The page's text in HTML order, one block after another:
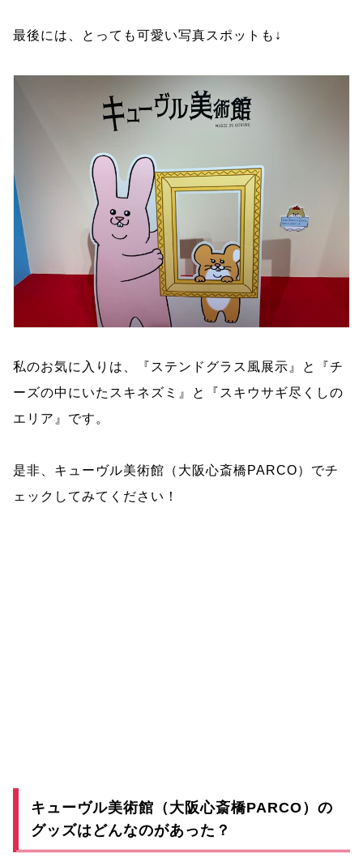
最後には、とっても可愛い写真スポットも↓
私のお気に入りは、『ステンドグラス風展示』と『チ
ーズの中にいたスキネズミ』と『スキウサギ尽くしの
エリア』です。
是非、キューヴル美術館（大阪心斎橋PARCO）でチ
ェックしてみてください！
キューヴル美術館（大阪心斎橋PARCO）の
グッズはどんなのがあった？